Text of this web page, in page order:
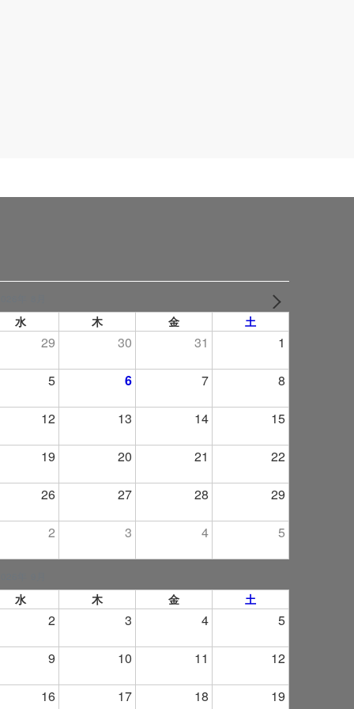
水 木 金 土
29 30 31 1
5 6 7 8
12 13 14 15
19 20 21 22
26 27 28 29
2 3 4 5
水 木 金 土
2 3 4 5
9 10 11 12
16 17 18 19